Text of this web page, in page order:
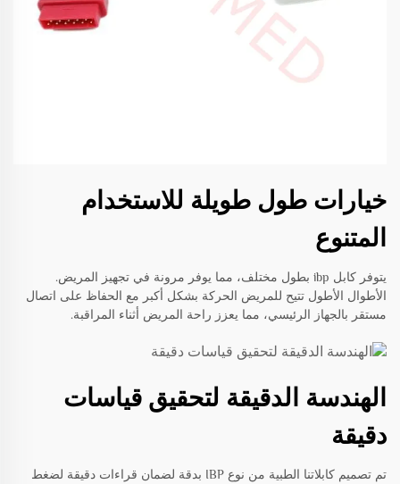
خيارات طول طويلة للاستخدام
المتنوع
يتوفر كابل ibp بطول مختلف، مما يوفر مرونة في تجهيز المريض.
الأطوال الأطول تتيح للمريض الحركة بشكل أكبر مع الحفاظ على اتصال
مستقر بالجهاز الرئيسي، مما يعزز راحة المريض أثناء المراقبة.
الهندسة الدقيقة لتحقيق قياسات
دقيقة
تم تصميم كابلاتنا الطبية من نوع IBP بدقة لضمان قراءات دقيقة لضغط